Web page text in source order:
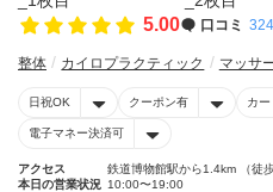
5.00 口コミ
整体 カイロプラクティック マッサ
日祝OK クーポン有 カ
電子マネー決済可
アクセス
鉄道博物館駅から1.4km （徒
本日の営業状況 10:00〜19:00